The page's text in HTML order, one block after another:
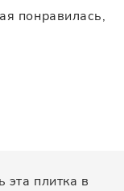
понравилась,
плитка в